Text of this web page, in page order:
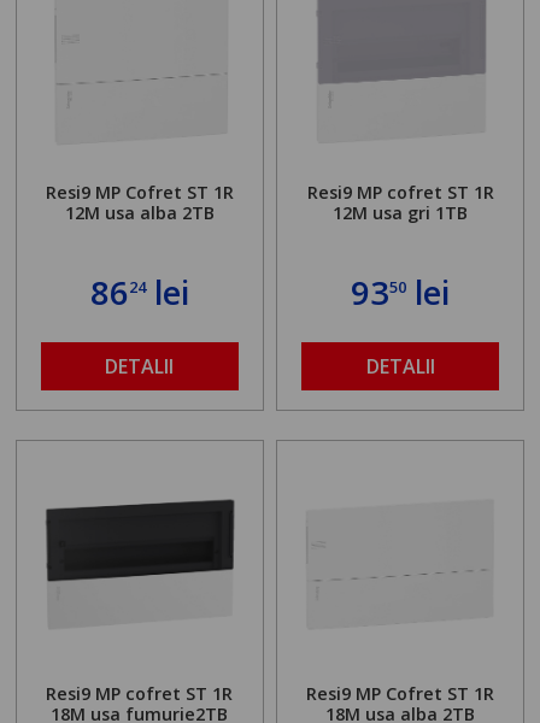
Resi9 MP Cofret ST 1R
12M usa alba 2TB
8624lei
DETALII
Resi9 MP cofret ST 1R
12M usa gri 1TB
9350 lei
DETALII
Resi9 MP cofret ST 1R
18M usa fumurie2TB
Resi9 MP Cofret ST 1R
18M usa alba 2TB